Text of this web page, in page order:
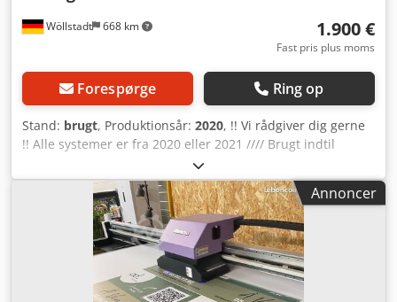
Wöllstadt 668 km 1.900 €
Fast pris plus moms
Forespørge Ring op
Stand: brugt, Produktionsår: 2020, !! Vi rådgiver dig gerne
!! Alle systemer er fra 2020 eller 2021 //// Brugt indtil
12/2021 7 x Domino printer med 2 hoveder ny pris 4.500€,
nu 1.900€ 1 x Makroprint x8 printer med 8 hoveder ny pris
18.000€, nu 8.000€ 3 x Makroprint x4 printer med 4
hoveder ny pris 10.000€, nu 4.000€ 2 x Makroprint X1 nye
1.250€ 1 x Edding In Line 1.000€ 4 x kinesiske og italienske
systemer, bedømmelse i Tyskland, åbne for alle HP-
patroner, stk. med 4 hoveder 1.500€ Dcsdpfx Ajrlmwmom
Aek Rabat er mulig på 2 enheder!!!
Annoncer